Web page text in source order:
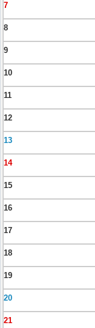
7
8
9
10
11
12
13
14
15
16
17
18
19
20
21